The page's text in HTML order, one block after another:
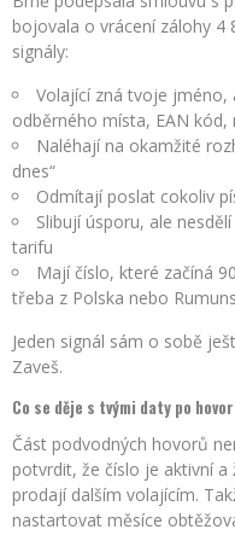
bojovala o vrácení zálohy 4
signály:
Volající zná tvoje
odběrného místa, EAN kód,
Naléhají na okamžité
dnes“
Odmítají poslat cokoliv
Slibují úsporu, ale
tarifu
Mají číslo, které začíná
třeba z Polska nebo
Jeden signál sám o sobě
Zaveš.
Co se děje s tvými daty po
Část podvodných hovorů
potvrdit, že číslo je aktivní
prodají dalším volajícím.
nastartovat měsíce